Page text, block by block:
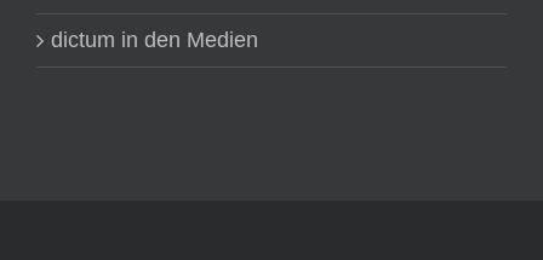
dictum in den Medien